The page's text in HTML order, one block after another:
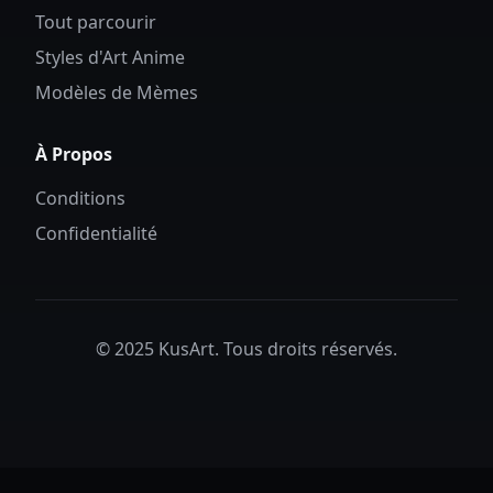
Tout parcourir
Styles d'Art Anime
Modèles de Mèmes
À Propos
Conditions
Confidentialité
© 2025 KusArt. Tous droits réservés.